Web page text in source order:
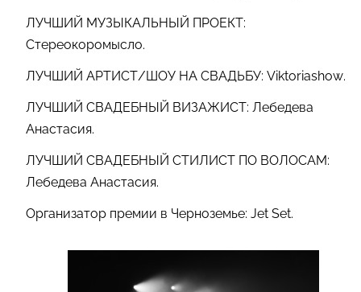
ЛУЧШИЙ МУЗЫКАЛЬНЫЙ ПРОЕКТ:
Стереокоромысло.
ЛУЧШИЙ АРТИСТ/ШОУ НА СВАДЬБУ: Viktoriashow.
ЛУЧШИЙ СВАДЕБНЫЙ ВИЗАЖИСТ: Лебедева
Анастасия.
ЛУЧШИЙ СВАДЕБНЫЙ СТИЛИСТ ПО ВОЛОСАМ:
Лебедева Анастасия.
Организатор премии в Черноземье: Jet Set.